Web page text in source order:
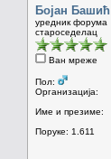
Бојан Башић
уредник форума
староседелац
Ван мреже
Пол:
Организација:
Име и презиме:
Поруке: 1.611